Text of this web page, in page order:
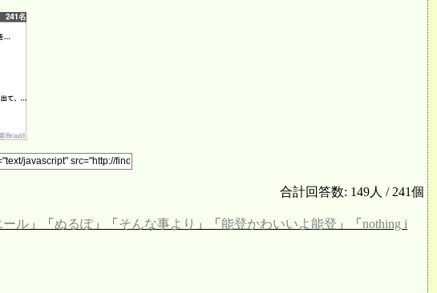
合計回答数: 149人 / 241個
ール 」「 ぬるぽ」「 そんな事より 」「 能登かわいいよ能登 」「 nothing i